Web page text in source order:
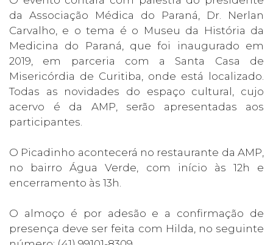
da Associação Médica do Paraná, Dr. Nerlan
Carvalho, e o tema é o Museu da História da
Medicina do Paraná, que foi inaugurado em
2019, em parceria com a Santa Casa de
Misericórdia de Curitiba, onde está localizado.
Todas as novidades do espaço cultural, cujo
acervo é da AMP, serão apresentadas aos
participantes.
O Picadinho acontecerá no restaurante da AMP,
no bairro Água Verde, com início às 12h e
encerramento às 13h.
O almoço é por adesão e a confirmação de
presença deve ser feita com Hilda, no seguinte